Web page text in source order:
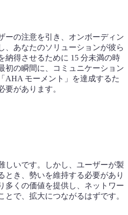
ーの注意を引き、オンボーディン
、あなたのソリューションが彼ら
納得させるために 15 分未満の時
初の瞬間に、コミュニケーション
AHA モーメント」を達成するた
要があります。
しいです。しかし、ユーザーが製
とき、勢いを維持する必要があり
多くの価値を提供し、ネットワー
とで、拡大につながるはずです。